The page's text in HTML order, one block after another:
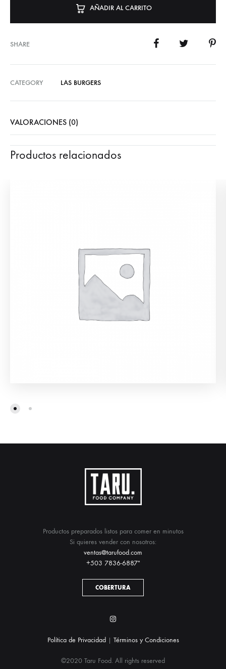
AÑADIR AL CARRITO
SHARE
CATEGORY LAS BURGERS
VALORACIONES (0)
Productos relacionados
Productos preparados listos para comer en minutos
Si quieres vender con nosotros:
ventas@tarufood.com
+503 7836-6887″
COBERTURA
©2020 Taru Food. All rights reserved
Instagram
Política de Privacidad| Términos y Condiciones